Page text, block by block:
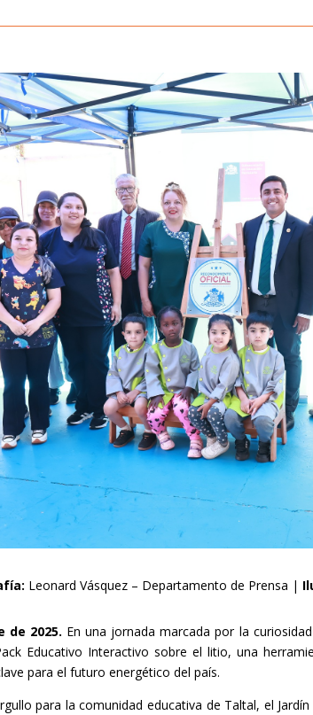
Leonard Vásquez – Departamento de Prensa |
de 2025. En una jornada marcada por la
Educativo Interactivo sobre el litio, una
para el futuro energético del país.
para la comunidad educativa de Taltal, el